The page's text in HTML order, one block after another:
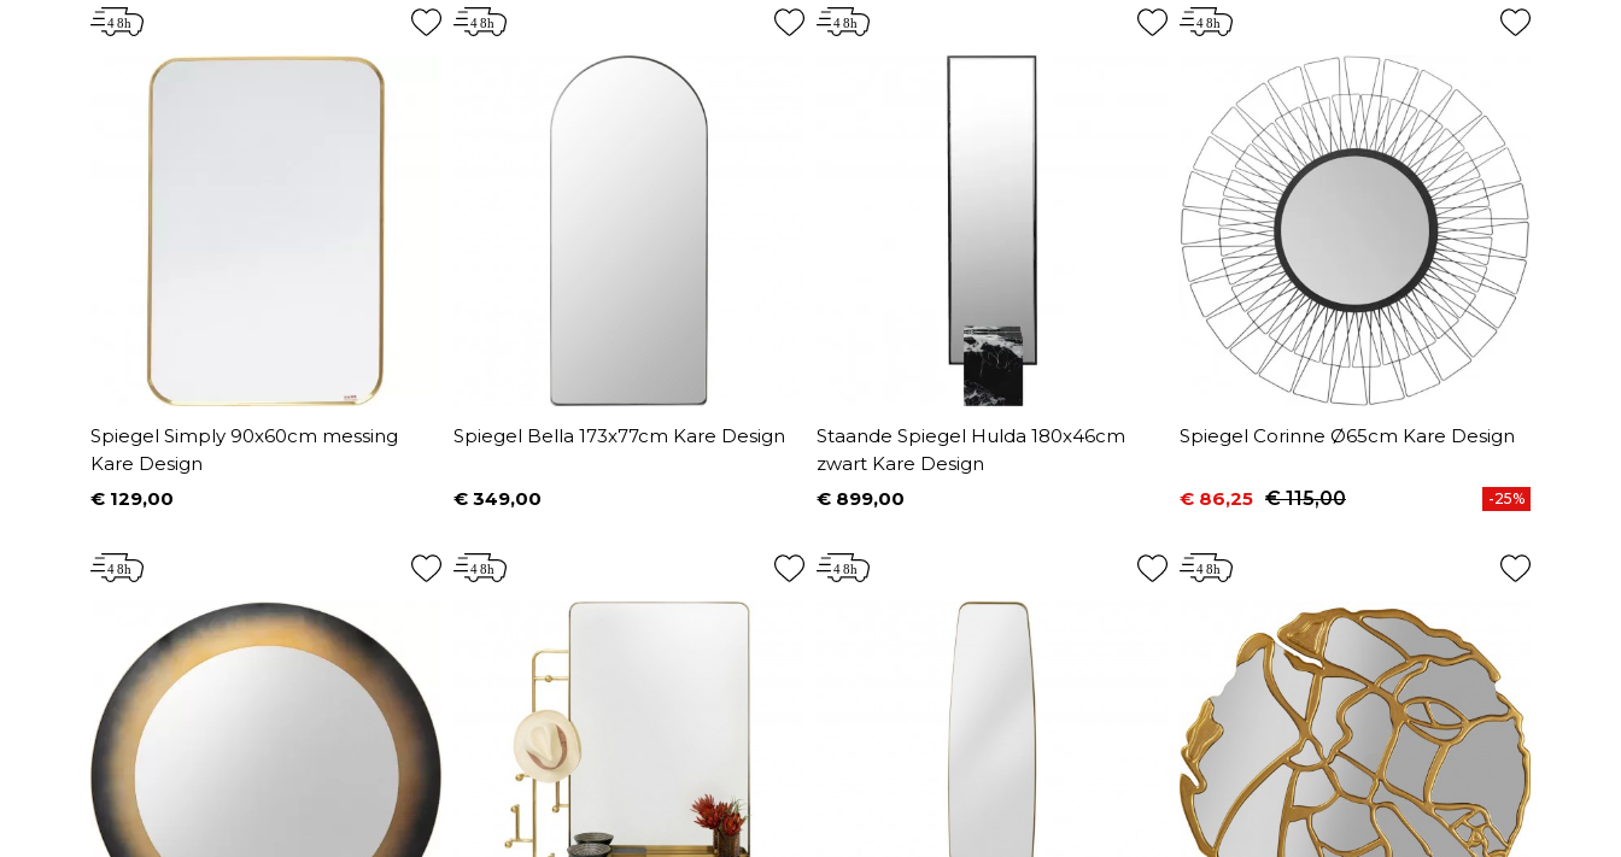
Spiegel Simply 90x60cm messing
Kare Design
Prijs
€ 129,00
Spiegel Bella 173x77cm Kare Design
Prijs
€ 349,00
Staande Spiegel Hulda 180x46cm
zwart Kare Design
Prijs
€ 899,00
Spiegel Corinne Ø65cm Kare Design
Prijs
€ 86,25
Normale prijs
€ 115,00 -25%